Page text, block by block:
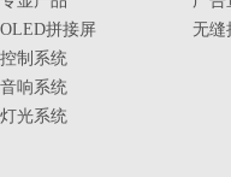
OLED拼接屏
控制系统
音响系统
灯光系统
无缝